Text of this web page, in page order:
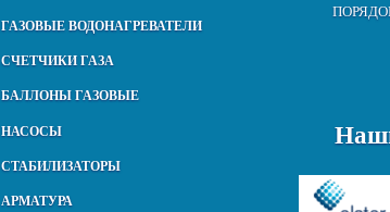
ГАЗОВЫЕ ВОДОНАГРЕВАТЕЛИ
СЧЕТЧИКИ ГАЗА
БАЛЛОНЫ ГАЗОВЫЕ
НАСОСЫ
СТАБИЛИЗАТОРЫ
АРМАТУРА
Наши